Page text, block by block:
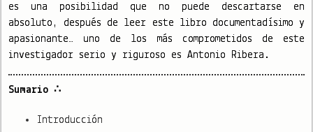
es una posibilidad que no puede descartarse en
absoluto, después de leer este libro documentadísimo y
apasionante… uno de los más comprometidos de este
investigador serio y riguroso es Antonio Ribera.
Sumario ∴
Introducción